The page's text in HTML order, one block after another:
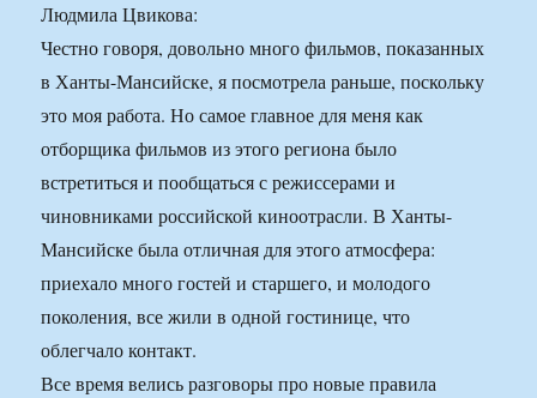
Людмила Цвикова:
Честно говоря, довольно много фильмов, показанных
в Ханты-Мансийске, я посмотрела раньше, поскольку
это моя работа. Но самое главное для меня как
отборщика фильмов из этого региона было
встретиться и пообщаться с режиссерами и
чиновниками российской киноотрасли. В Ханты-
Мансийске была отличная для этого атмосфера:
приехало много гостей и старшего, и молодого
поколения, все жили в одной гостинице, что
облегчало контакт.
Все время велись разговоры про новые правила